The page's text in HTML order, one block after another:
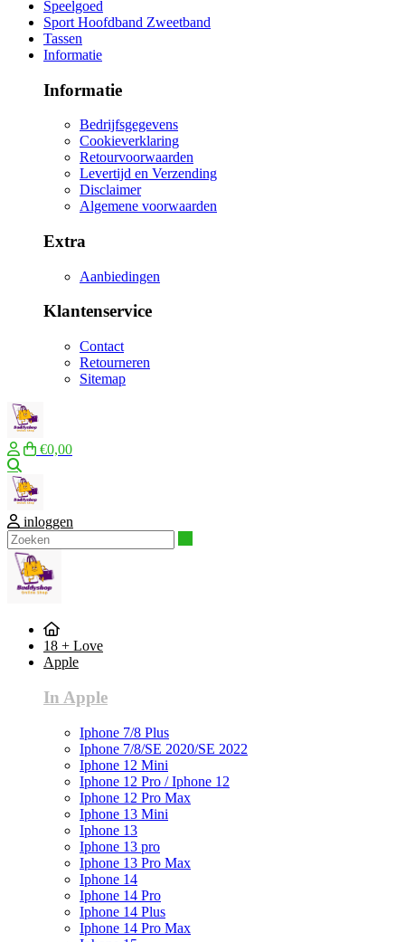
Speelgoed
Sport Hoofdband Zweetband
Tassen
Informatie
Informatie
Bedrijfsgegevens
Cookieverklaring
Retourvoorwaarden
Levertijd en Verzending
Disclaimer
Algemene voorwaarden
Extra
Aanbiedingen
Klantenservice
Contact
Retourneren
Sitemap
€0,00
inloggen
18 + Love
Apple
In Apple
Iphone 7/8 Plus
Iphone 7/8/SE 2020/SE 2022
Iphone 12 Mini
Iphone 12 Pro / Iphone 12
Iphone 12 Pro Max
Iphone 13 Mini
Iphone 13
Iphone 13 pro
Iphone 13 Pro Max
Iphone 14
Iphone 14 Pro
Iphone 14 Plus
Iphone 14 Pro Max